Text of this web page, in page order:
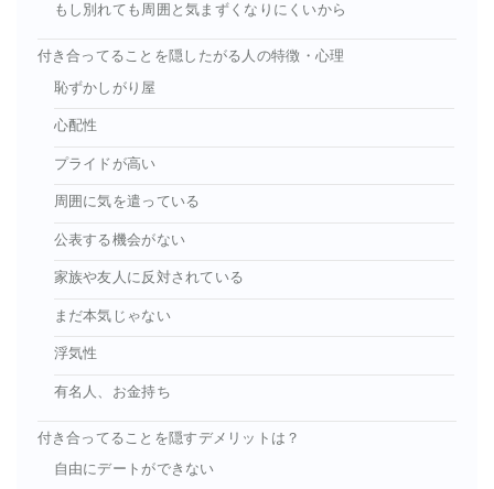
もし別れても周囲と気まずくなりにくいから
付き合ってることを隠したがる人の特徴・心理
恥ずかしがり屋
心配性
プライドが高い
周囲に気を遣っている
公表する機会がない
家族や友人に反対されている
まだ本気じゃない
浮気性
有名人、お金持ち
付き合ってることを隠すデメリットは？
自由にデートができない